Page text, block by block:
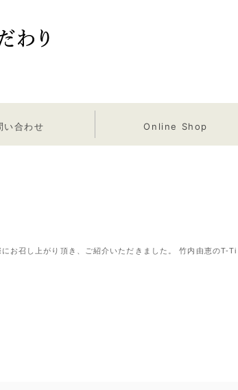
い合わせ Online Shop
お召し上がり頂き、ご紹介いただきました。 竹内由恵のT-Ti